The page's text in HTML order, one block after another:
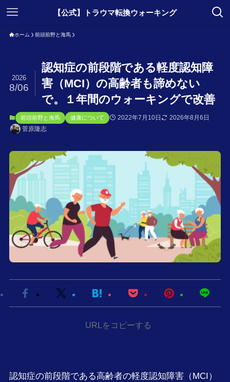
【公式】トラウマ転換ウォーキング
ホーム 前頭前野と海馬
認知症の前段階である軽度認知障
害（MCI）の高齢者も諦めない
で。１年間のウォーキングで改善
2026
8/06
前頭前野と海馬 健康について 2022年7月10日
2026年8月6日
菅原隆志
URLをコピーする
認知症の前段階である高齢者の軽度認知障害（MCI）